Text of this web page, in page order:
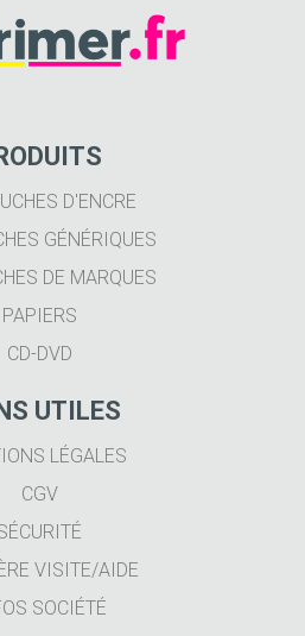
D'ENCRE
GÉNÉRIQUES
DE MARQUES
PAPIERS
CD-DVD
UTILES
LÉGALES
CGV
VISITE/AIDE
SOCIÉTÉ